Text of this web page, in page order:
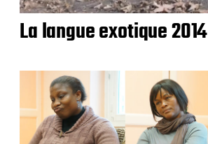
La langue exotique 2014